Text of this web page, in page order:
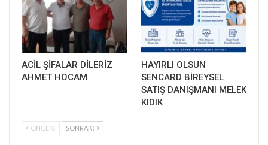
ACİL ŞİFALAR DİLERİZ
AHMET HOCAM
HAYIRLI OLSUN
SENCARD BİREYSEL
SATIŞ DANIŞMANI MELEK
KIDIK
ÖNCEKI SONRAKI